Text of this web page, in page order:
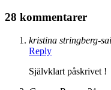
28 kommentarer
kristina stringberg-
Reply
Självklart påskrivet !